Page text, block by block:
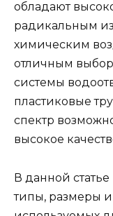
обладают
радикальным
химическим
отличным
системы
пластиковые
спектр
высокое
В данной
типы, размеры и